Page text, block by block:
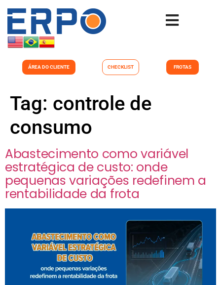
ÁREA DO CLIENTE CHECKLIST FROTAS
Tag: controle de
consumo
Abastecimento como variável
estratégica de custo: onde
pequenas variações redefinem a
rentabilidade da frota